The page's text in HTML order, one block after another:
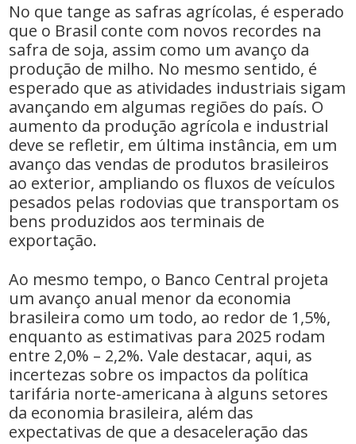
No que tange as safras agrícolas, é esperado
que o Brasil conte com novos recordes na
safra de soja, assim como um avanço da
produção de milho. No mesmo sentido, é
esperado que as atividades industriais sigam
avançando em algumas regiões do país. O
aumento da produção agrícola e industrial
deve se refletir, em última instância, em um
avanço das vendas de produtos brasileiros
ao exterior, ampliando os fluxos de veículos
pesados pelas rodovias que transportam os
bens produzidos aos terminais de
exportação.
Ao mesmo tempo, o Banco Central projeta
um avanço anual menor da economia
brasileira como um todo, ao redor de 1,5%,
enquanto as estimativas para 2025 rodam
entre 2,0% – 2,2%. Vale destacar, aqui, as
incertezas sobre os impactos da política
tarifária norte-americana à alguns setores
da economia brasileira, além das
expectativas de que a desaceleração das